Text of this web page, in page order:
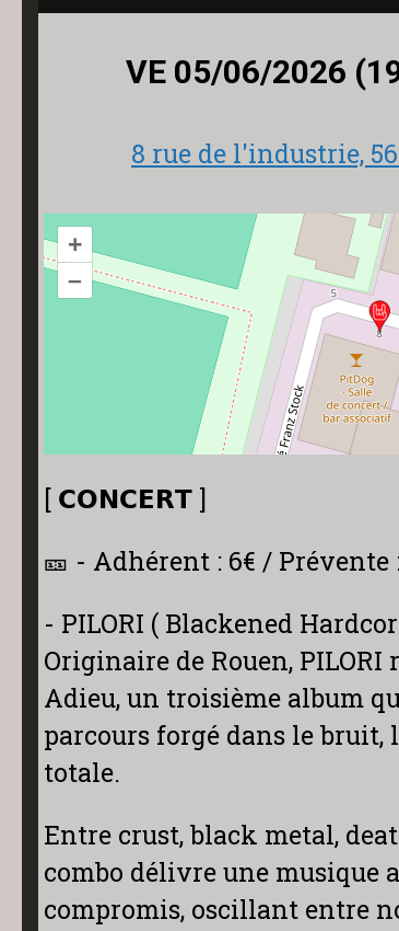
VE 05/06/2026
8 rue de l'industrie,
+
–
[ 𝗖𝗢𝗡𝗖𝗘𝗥𝗧 ]
🎫 - Adhérent : 6€ / Prévente
- PILORI ( Blackened
Originaire de Rouen, PILORI
Adieu, un troisième album
parcours forgé dans le bruit,
totale.
Entre crust, black metal,
combo délivre une musique
compromis, oscillant entre